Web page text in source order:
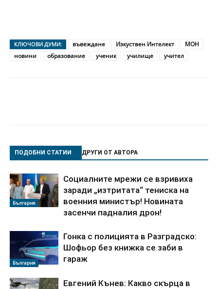
КЛЮЧОВИ ДУМИ: въвеждане Изкуствен Интелект
МОН
новини
образование ученик училище учител
ПОДОБНИ СТАТИИ ДРУГИ ОТ АВТОРА
България
Социалните мрежи се взривиха
заради „изтритата“ тениска на
военния министър! Новината
засенчи падналия дрон!
България
Гонка с полицията в Разградско:
Шофьор без книжка се заби в
гараж
Евгений Кънев: Какво скърца в